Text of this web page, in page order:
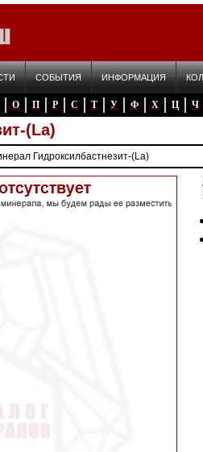
СОБЫТИЯ ИНФОРМАЦИЯ
О П Р С Т У Ф Х Ц Ч
(La)
Гидроксилбастнезит-(La)